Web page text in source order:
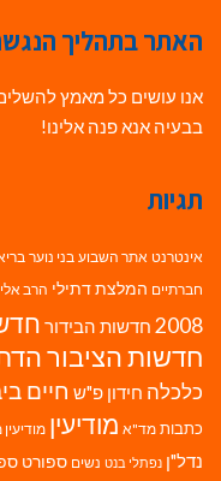
האתר בתהליך
אנו עושים כל מאמץ
בבעיה אנא פנה אלינו!
תגיות
אינטרנט אתר השבוע בני נוער
חברתיים המלצת דתילי הרב
2008 חדשות הבידור
חדשות הציבור
כלכלה חידון פ"ש חיים
כתבות מד"א מודיעין
נדל"ן נפתלי בנט נשים ספורט